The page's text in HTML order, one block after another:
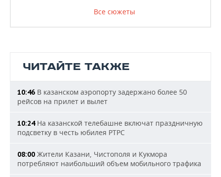
Все сюжеты
ЧИТАЙТЕ ТАКЖЕ
10:46 В казанском аэропорту задержано более 50
рейсов на прилет и вылет
10:24На казанской телебашне включат праздничную
подсветку в честь юбилея РТРС
08:00 Жители Казани, Чистополя и Кукмора
потребляют наибольший объем мобильного трафика